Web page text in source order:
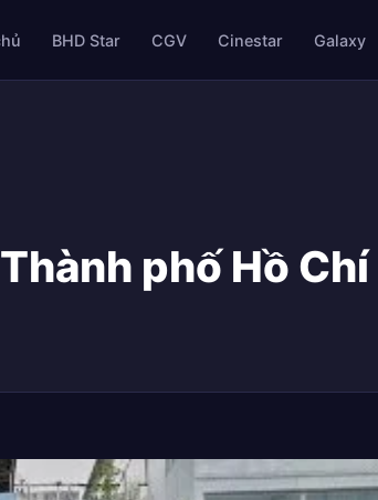
BHD Star CGV Cinestar Galaxy
phố Hồ Chí